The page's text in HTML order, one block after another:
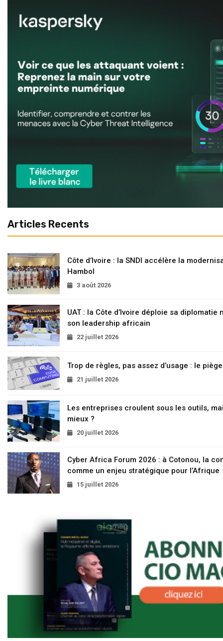
Articles Recents
Côte d’Ivoire : la SNDI accélère la
Hambol
3 août 2026
UAT : la Côte d’Ivoire déploie sa
son leadership africain
22 juillet 2026
Trop de règles, pas assez d’usage : le
21 juillet 2026
Les entreprises croulent sous les outils,
mieux ?
20 juillet 2026
Cyber Africa Forum 2026 : à Cotonou, la
comme un enjeu stratégique pour l’Afrique
15 juillet 2026